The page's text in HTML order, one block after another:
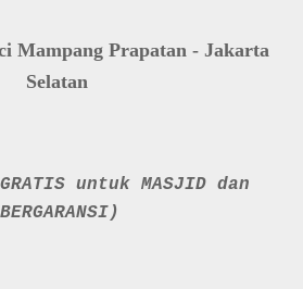
Mampang Prapatan - Jakarta
Selatan
untuk MASJID dan
BERGARANSI)